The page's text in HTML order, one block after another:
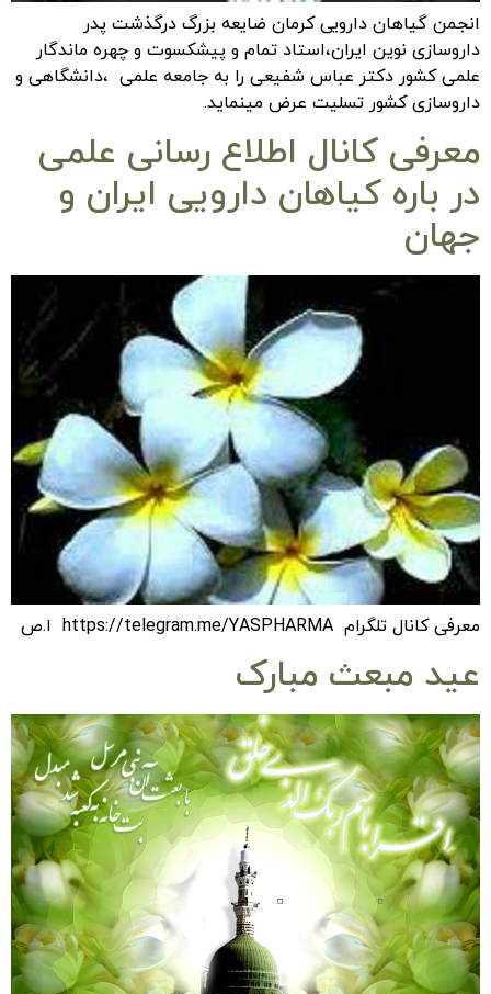
انجمن گیاهان دارویی کرمان ضایعه بزرگ درگذشت پدر
داروسازی نوین ایران،استاد تمام و پیشکسوت و چهره ماندگار
علمی کشور دکتر عباس شفیعی را به جامعه علمی ،دانشگاهی و
داروسازی کشور تسلیت عرض مینماید.
معرفی کانال اطلاع رسانی علمی
در باره کیاهان دارویی ایران و
جهان
معرفی کانال تلگرام https://telegram.me/YASPHARMA ا.ص
عید مبعث مبارک